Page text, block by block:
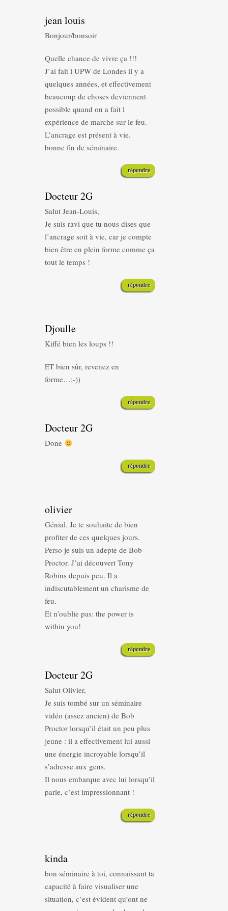
jean louis
Bonjour/bonsoir
Quelle chance de vivre ça !!!
J’ai fait l UPW de Londes il y a
quelques années, et effectivement
beaucoup de choses deviennent
possible quand on a fait l
expérience de marche sur le feu.
L’ancrage est présent à vie.
bonne fin de séminaire.
répondre
Docteur 2G
Salut Jean-Louis,
Je suis ravi que tu nous dises que
l’ancrage soit à vie, car je compte
bien être en plein forme comme ça
tout le temps !
répondre
Djoulle
Kiffé bien les loups !!
ET bien sûr, revenez en
forme…;-))
répondre
Docteur 2G
Done
répondre
olivier
Génial. Je te souhaite de bien
profiter de ces quelques jours.
Perso je suis un adepte de Bob
Proctor. J’ai découvert Tony
Robins depuis peu. Il a
indiscutablement un charisme de
feu.
Et n’oublie pas: the power is
within you!
répondre
Docteur 2G
Salut Olivier,
Je suis tombé sur un séminaire
vidéo (assez ancien) de Bob
Proctor lorsqu’il était un peu plus
jeune : il a effectivement lui aussi
une énergie incroyable lorsqu’il
s’adresse aux gens.
Il nous embarque avec lui lorsqu’il
parle, c’est impressionnant !
répondre
kinda
bon séminaire à toi, connaissant ta
capacité à faire visualiser une
situation, c’est évident qu’ont ne